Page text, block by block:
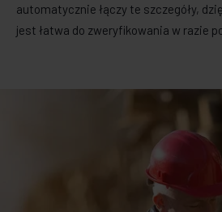
automatycznie łączy te szczegóły,
jest łatwa do zweryfikowania w razie